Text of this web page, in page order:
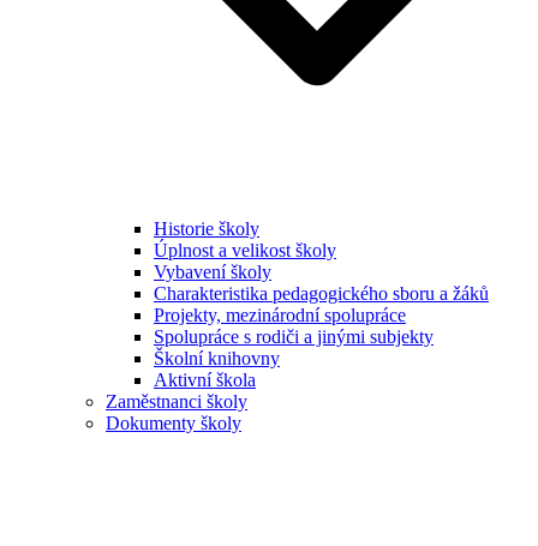
Historie školy
Úplnost a velikost školy
Vybavení školy
Charakteristika pedagogického sboru a žáků
Projekty, mezinárodní spolupráce
Spolupráce s rodiči a jinými subjekty
Školní knihovny
Aktivní škola
Zaměstnanci školy
Dokumenty školy